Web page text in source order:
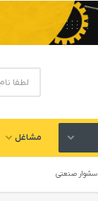
مشاغل
سشوار صنعتی